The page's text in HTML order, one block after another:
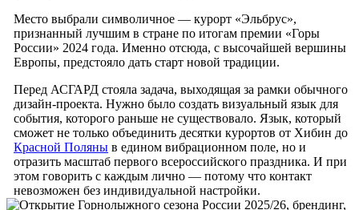
Место выбрали символичное — курорт «Эльбрус»,
признанный лучшим в стране по итогам премии «Горы
России» 2024 года. Именно отсюда, с высочайшей вершины
Европы, предстояло дать старт новой традиции.
Перед АСГАРД стояла задача, выходящая за рамки обычного
дизайн-проекта. Нужно было создать визуальный язык для
события, которого раньше не существовало. Язык, который
сможет не только объединить десятки курортов от Хибин до
Красной Поляны в едином вибрационном поле, но и
отразить масштаб первого всероссийского праздника. И при
этом говорить с каждым лично — потому что контакт
невозможен без индивидуальной настройки.